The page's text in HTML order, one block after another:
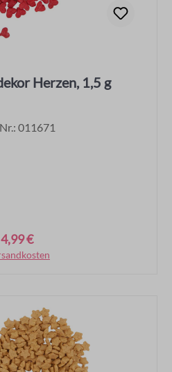
Herzen, 1,5 g
011671
4,99 €
Warenkorb